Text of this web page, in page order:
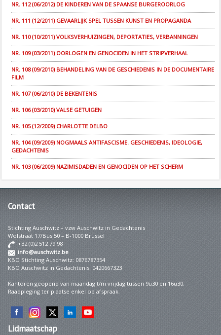
NR. 112 (06/2012) DE KINDEREN VAN DE SPAANSE BURGEROORLOG
NR. 111 (12/2011) GEVAARLIJK SPEL TUSSEN KUNST EN PROPAGANDA
NR. 110 (10/2011) VOLKSVERHUIZINGEN, DEPORTATIES, VERBANNINGEN
NR. 109 (03/2011) OORLOGEN EN GENOCIDEN IN HET STRIPVERHAAL
NR. 108 (09/2010) BEHANDELING VAN DE GESCHIEDENIS IN DE DOCUMENTAIRE
FILM
NR. 107 (06/2010) DE BEKENTENIS
NR. 106 (03/2010) VALSE GETUIGEN
NR. 105 (12/2009) CHARLOTTE DELBO
NR. 104 (09/2009) NOGMAALS ANTIFASCISME. GESCHIEDENIS, IDEOLOGIE,
GEDACHTENIS
NR. 103 (06/2009) NAZIMISDADEN EN GENOCIDEN OP HET SCHERM
Contact
Stichting Auschwitz – vzw Auschwitz in Gedachtenis
Wolstraat 17/Bus 50 – B-1000 Brussel
+32 (0)2 512 79 98
info@auschwitz.be
KBO Stichting Auschwitz: 0876787354
KBO Auschwitz in Gedachtenis: 0420667323
Kantoren geopend van maandag t/m vrijdag tussen 9u30 en 16u30.
Raadpleging ter plaatse enkel op afspraak.
Lidmaatschap